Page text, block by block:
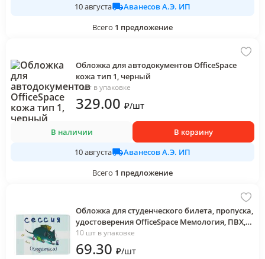
10 августа
Аванесов А.Э. ИП
Всего 1 предложение
Обложка для автодокументов OfficeSpace
кожа тип 1, черный
1 шт в упаковке
329.00 ₽/шт
В наличии
В корзину
10 августа
Аванесов А.Э. ИП
Всего 1 предложение
Обложка для студенческого билета, пропуска,
удостоверения OfficeSpace Мемология, ПВХ,
фотопечать
10 шт в упаковке
69.30 ₽/шт